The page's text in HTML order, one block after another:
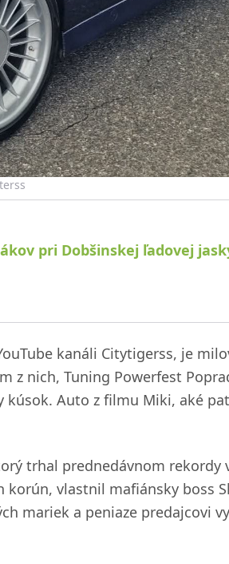
pri Dobšinskej ľadovej
kanáli Citytigerss, je
z nich, Tuning Powerfest
Auto z filmu Miki, aké
trhal prednedávnom rekordy
vlastnil mafiánsky boss
mariek a peniaze predajcovi